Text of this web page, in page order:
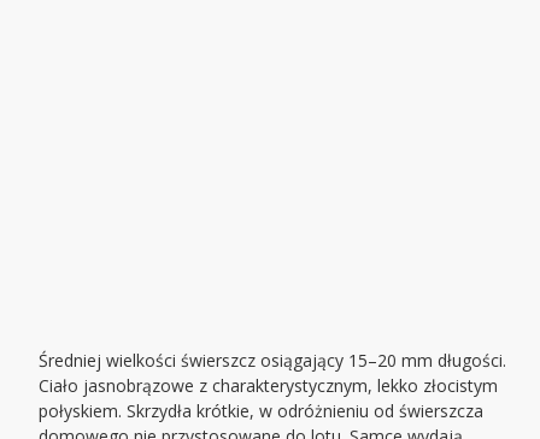
Średniej wielkości świerszcz osiągający 15–20 mm długości.
Ciało jasnobrązowe z charakterystycznym, lekko złocistym
połyskiem. Skrzydła krótkie, w odróżnieniu od świerszcza